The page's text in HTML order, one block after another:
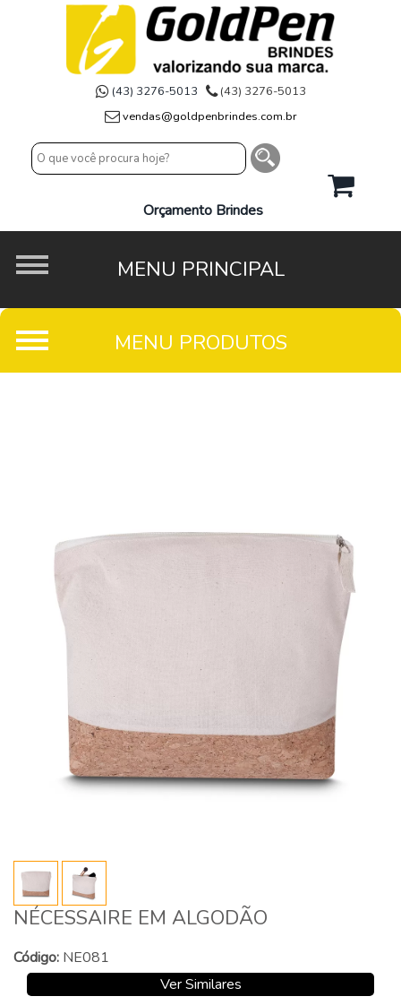
(43) 3276-5013
(43) 3276-5013
vendas@goldpenbrindes.com.br
Orçamento Brindes
NÉCESSAIRE EM ALGODÃO
Código: NE081
Ver Similares